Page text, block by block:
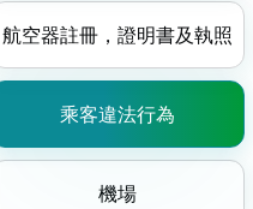
航空器註冊，證明書及執照
乘客違法行為
機場